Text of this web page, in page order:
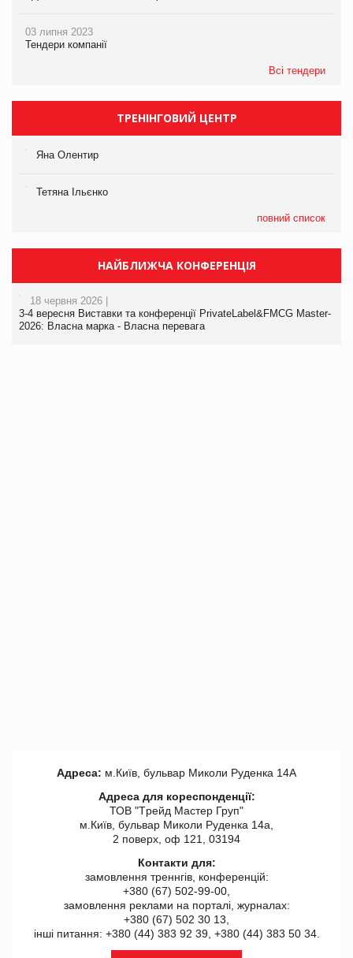
03 липня 2023
Тендери компанії
Всі тендери
ТРЕНІНГОВИЙ ЦЕНТР
Яна Олентир
Тетяна Ільєнко
повний список
НАЙБЛИЖЧА КОНФЕРЕНЦІЯ
18 червня 2026 |
3-4 вересня Виставки та конференції PrivateLabel&FMCG Master-
2026: Власна марка - Власна перевага
Адреса: м.Київ, бульвар Миколи Руденка 14А
Адреса для кореспонденції:
ТОВ "Tрейд Мастер Груп"
м.Київ, бульвар Миколи Руденка 14а,
2 поверх, оф 121, 03194
Контакти для:
замовлення треннгів, конференцій:
+380 (67) 502-99-00,
замовлення реклами на порталі, журналах:
+380 (67) 502 30 13,
інші питання: +380 (44) 383 92 39, +380 (44) 383 50 34.